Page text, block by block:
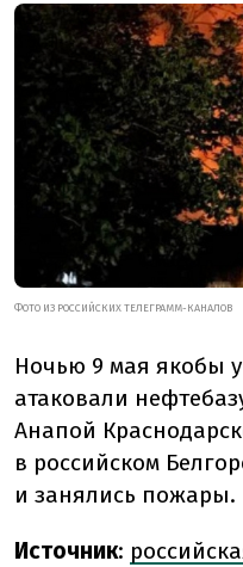
ФОТО ИЗ РОССИЙСКИХ ТЕЛЕГРАММ-КАНАЛОВ
Ночью 9 мая якобы
атаковали
Анапой
в российском
и занялись пожары.
Источник: